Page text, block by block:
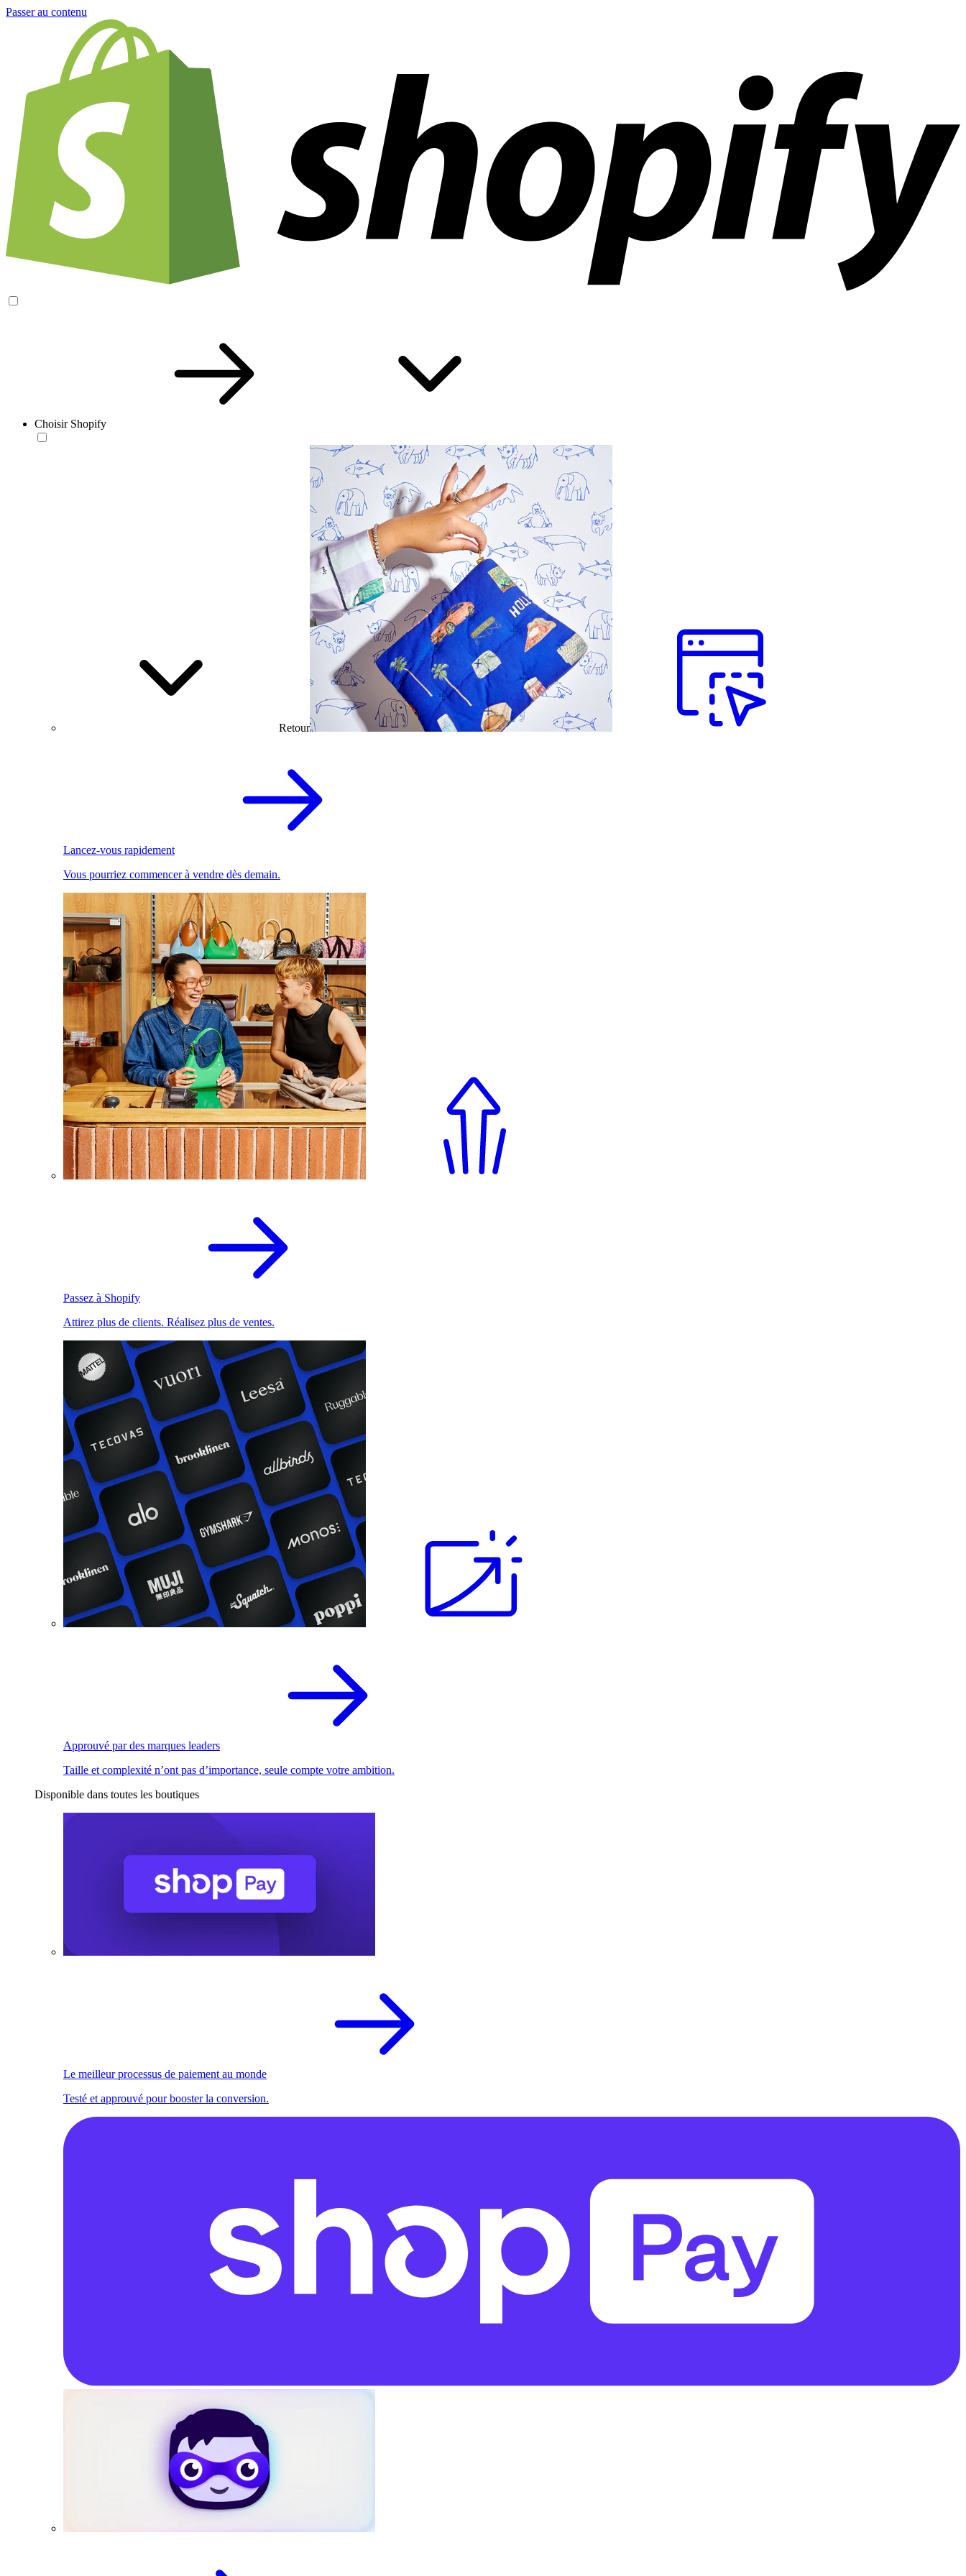
Passer au contenu
Choisir Shopify
Retour
Lancez-vous rapidement
Vous pourriez commencer à vendre dès demain.
Passez à Shopify
Attirez plus de clients. Réalisez plus de ventes.
Approuvé par des marques leaders
Taille et complexité n’ont pas d’importance, seule compte votre ambition.
Disponible dans toutes les boutiques
Le meilleur processus de paiement au monde
Testé et approuvé pour booster la conversion.